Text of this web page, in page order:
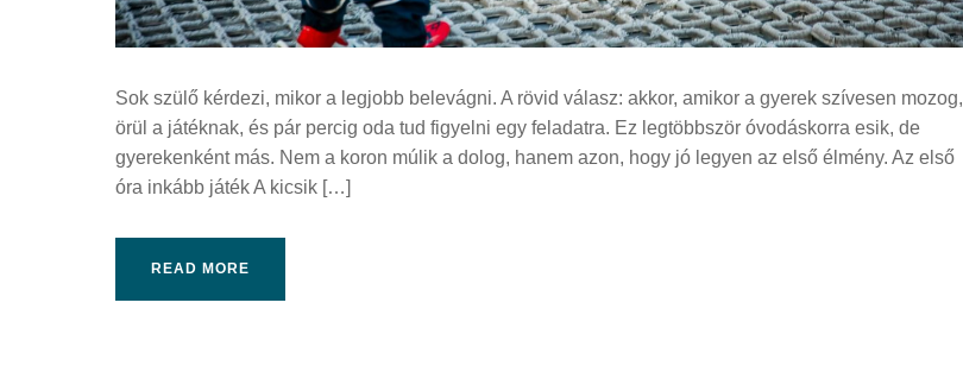
Sok szülő kérdezi, mikor a legjobb belevágni. A rövid válasz: akkor, amikor a gyerek szívesen mozog,
örül a játéknak, és pár percig oda tud figyelni egy feladatra. Ez legtöbbször óvodáskorra esik, de
gyerekenként más. Nem a koron múlik a dolog, hanem azon, hogy jó legyen az első élmény. Az első
óra inkább játék A kicsik […]
READ MORE